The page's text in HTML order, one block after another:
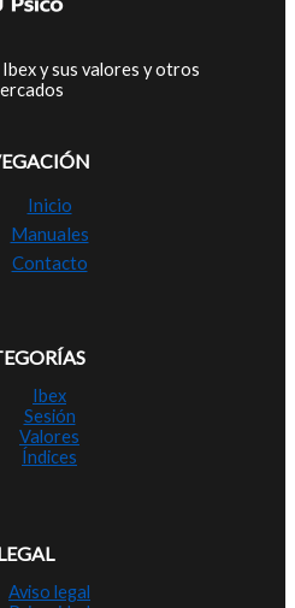
y sus valores y otros
Inicio
Manuales
Contacto
Ibex
Sesión
Valores
Índices
Aviso legal